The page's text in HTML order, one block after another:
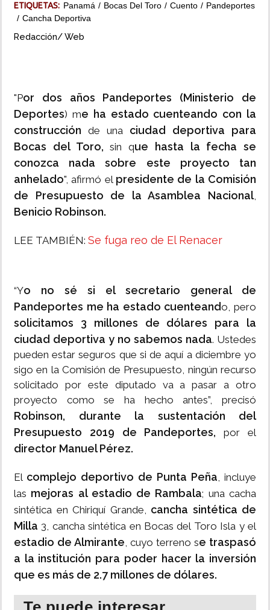
ETIQUETAS: Panamá Bocas Del Toro Cuento
Pandeportes
Cancha Deportiva
Redacción/ Web
"Por dos años Pandeportes (Ministerio de
Deportes) me ha estado cuenteando con la
construcción de una ciudad deportiva para
Bocas del Toro,sin que hasta la fecha se
conozca nada sobre este proyecto tan
anhelado", afirmó el presidente de la Comisión
de Presupuesto de la Asamblea Nacional,
Benicio Robinson.
LEE TAMBIÉN: Se fuga reo de El Renacer
“Yo no sé si el secretario general de
Pandeportes me ha estado cuenteando, pero
solicitamos 3 millones de dólares para la
ciudad deportiva y no sabemos nada. Ustedes
pueden estar seguros que si de aquí a diciembre yo
sigo en la Comisión de Presupuesto, ningún recurso
solicitado por este diputado va a pasar a otro
proyecto como se ha hecho antes”, precisó
Robinson, durante la sustentación del
Presupuesto 2019 de Pandeportes,por el
director Manuel Pérez.
El complejo deportivo de Punta Peña, incluye
las mejoras al estadio de Rambala; una cacha
sintética en Chiriquí Grande, cancha sintética de
Milla 3, cancha sintética en Bocas del Toro Isla y el
estadio de Almirante, cuyo terreno se traspasó
a la institución para poder hacer la inversión
que es más de 2.7 millones de dólares.